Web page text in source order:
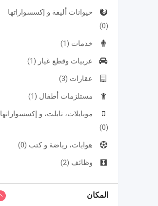
حيوانات أليفة و إكسسواراتها
(0)
خدمات (1)
عربيات وقطع غيار (1)
عقارات (3)
مستلزمات أطفال (1)
موبايلات، تابلت، و إكسسواراتها
(0)
هوايات، رياضة و كتب (0)
وظائف (2)
المكان